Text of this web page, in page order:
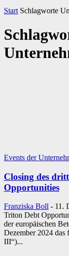
Start Schlagworte
Events der
Closing des
Opportunities
Franziska Boll - 11.
Triton Debt
der europäischen
Dezember 2024 das
III“)...